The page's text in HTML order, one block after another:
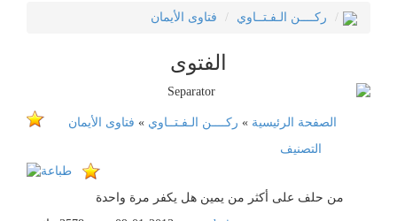
ركــــن الـفـتــاوي فتاوى الأيمان
الفتوى
الصفحة الرئيسية » ركــــن الـفـتــاوي » فتاوى الأيمان
التصنيف
من حلف على أكثر من يمين هل يكفر مرة واحدة